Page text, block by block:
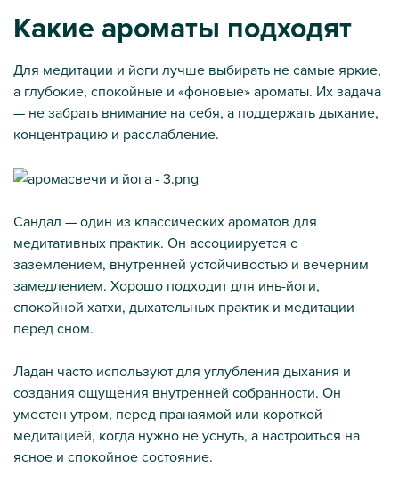
Какие ароматы подходят
Для медитации и йоги лучше выбирать не самые яркие,
а глубокие, спокойные и «фоновые» ароматы. Их задача
— не забрать внимание на себя, а поддержать дыхание,
концентрацию и расслабление.
Сандал — один из классических ароматов для
медитативных практик. Он ассоциируется с
заземлением, внутренней устойчивостью и вечерним
замедлением. Хорошо подходит для инь-йоги,
спокойной хатхи, дыхательных практик и медитации
перед сном.
Ладан часто используют для углубления дыхания и
создания ощущения внутренней собранности. Он
уместен утром, перед пранаямой или короткой
медитацией, когда нужно не уснуть, а настроиться на
ясное и спокойное состояние.